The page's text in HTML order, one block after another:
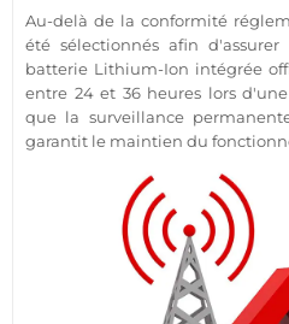
Au-delà de la conformité
été sélectionnés afin
batterie Lithium-Ion intégrée
entre 24 et 36 heures lors
que la surveillance
garantit le maintien du